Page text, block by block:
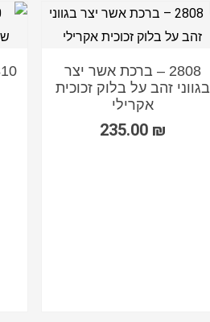
2808 – ברכת אשר יצר
בגווני זהב על בלוק זכוכית
אקרילי
235.00 ₪